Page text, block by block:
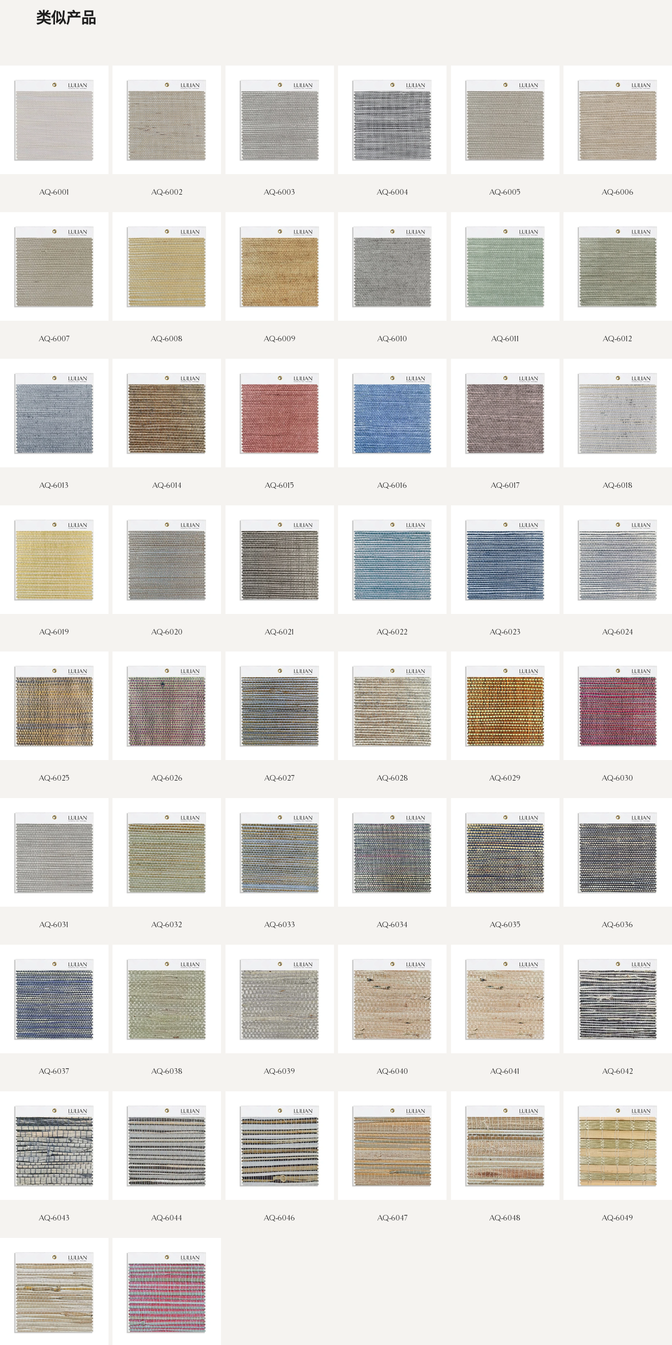
类似产品
AQ-6001 AQ-6002 AQ-6003 AQ-6004 AQ-6005 AQ-6006
AQ-6007 AQ-6008 AQ-6009 AQ-6010 AQ-6011 AQ-6012
AQ-6013 AQ-6014 AQ-6015 AQ-6016 AQ-6017 AQ-6018
AQ-6019 AQ-6020 AQ-6021 AQ-6022 AQ-6023 AQ-6024
AQ-6025 AQ-6026 AQ-6027 AQ-6028 AQ-6029 AQ-6030
AQ-6031 AQ-6032 AQ-6033 AQ-6034 AQ-6035 AQ-6036
AQ-6037 AQ-6038 AQ-6039 AQ-6040 AQ-6041 AQ-6042
AQ-6043 AQ-6044 AQ-6046 AQ-6047 AQ-6048 AQ-6049